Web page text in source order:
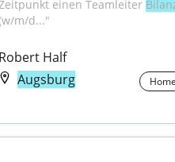
einen Teamleiter
m/d..."
Robert Half
Augsburg